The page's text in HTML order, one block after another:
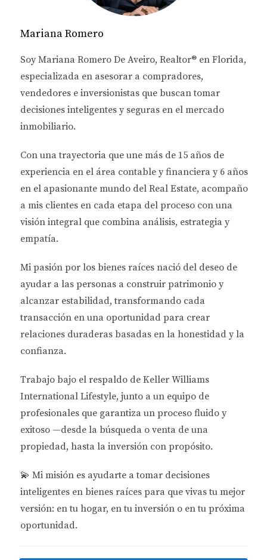
estos beneficios puede ser la clave para maximizar
tu inversión y asegurar un futuro financiero sólido.
BENEFICIOS FISCALES PARA
INVERSIONISTAS
EXTRANJEROS
ventajas fiscales en Florida que pueden facilitar su
entrada al mercado inmobiliario. A continuación,
profundizaremos en algunos de los más destacados.
Impuestos sobre la renta
Uno de los mayores atractivos fiscales de Florida es
Esto significa que cualquier ingreso generado por
tus propiedades no estará sujeto a impuestos
estatales, lo que puede resultar en un ahorro
significativo. > "La falta de impuestos estatales sobre
la renta permite a los inversionistas reinvertir sus
ganancias sin preocuparse por cargas impositivas
extranjero que opera a través de una entidad
corporativa, podrías beneficiarte aún más al
minimizar tu exposición fiscal.
Deducciones y exenciones
fiscales que pueden ser aprovechadas por los
propietarios de bienes raíces. Por ejemplo, puedes
deducir gastos relacionados con el mantenimiento y
gestión de tus propiedades. Esto incluye:
Mariana Romero
Soy Mariana Romero De Aveiro, Realtor® en Florida,
especializada en asesorar a compradores,
vendedores e inversionistas que buscan tomar
decisiones inteligentes y seguras en el mercado
inmobiliario.
Con una trayectoria que une más de 15 años de
experiencia en el área contable y financiera y 6 años
en el apasionante mundo del Real Estate, acompaño
a mis clientes en cada etapa del proceso con una
visión integral que combina análisis, estrategia y
empatía.
Mi pasión por los bienes raíces nació del deseo de
ayudar a las personas a construir patrimonio y
alcanzar estabilidad, transformando cada
transacción en una oportunidad para crear
relaciones duraderas basadas en la honestidad y la
confianza.
Trabajo bajo el respaldo de Keller Williams
International Lifestyle, junto a un equipo de
profesionales que garantiza un proceso fluido y
exitoso —desde la búsqueda o venta de una
propiedad, hasta la inversión con propósito.
💫 Mi misión es ayudarte a tomar decisiones
inteligentes en bienes raíces para que vivas tu mejor
versión: en tu hogar, en tu inversión o en tu próxima
oportunidad.